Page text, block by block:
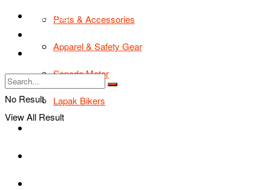
Parts & Accessories
Apparel & Safety Gear
Sepeda Motor
Lapak Bikers
TIPS & TRIK
Tentang Kami
No Result
View All Result